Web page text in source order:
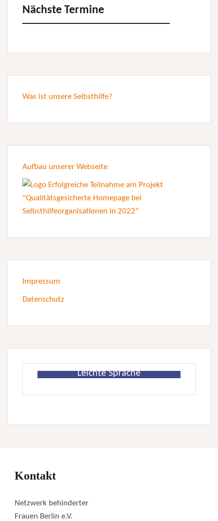
Nächste Termine
Was ist unsere Selbsthilfe?
Aufbau unserer Webseite
Impressum
Datenschutz
Leichte Sprache
Kontakt
Netzwerk behinderter
Frauen Berlin e.V.